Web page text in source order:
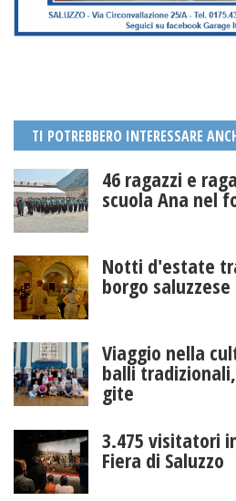
TI POTREBBERO INTERESSARE
46 ragazzi e
scuola Ana nel
Notti d'estate
borgo saluzzese
Viaggio nella
balli
gite
3.475 visitatori
Fiera di Saluzzo